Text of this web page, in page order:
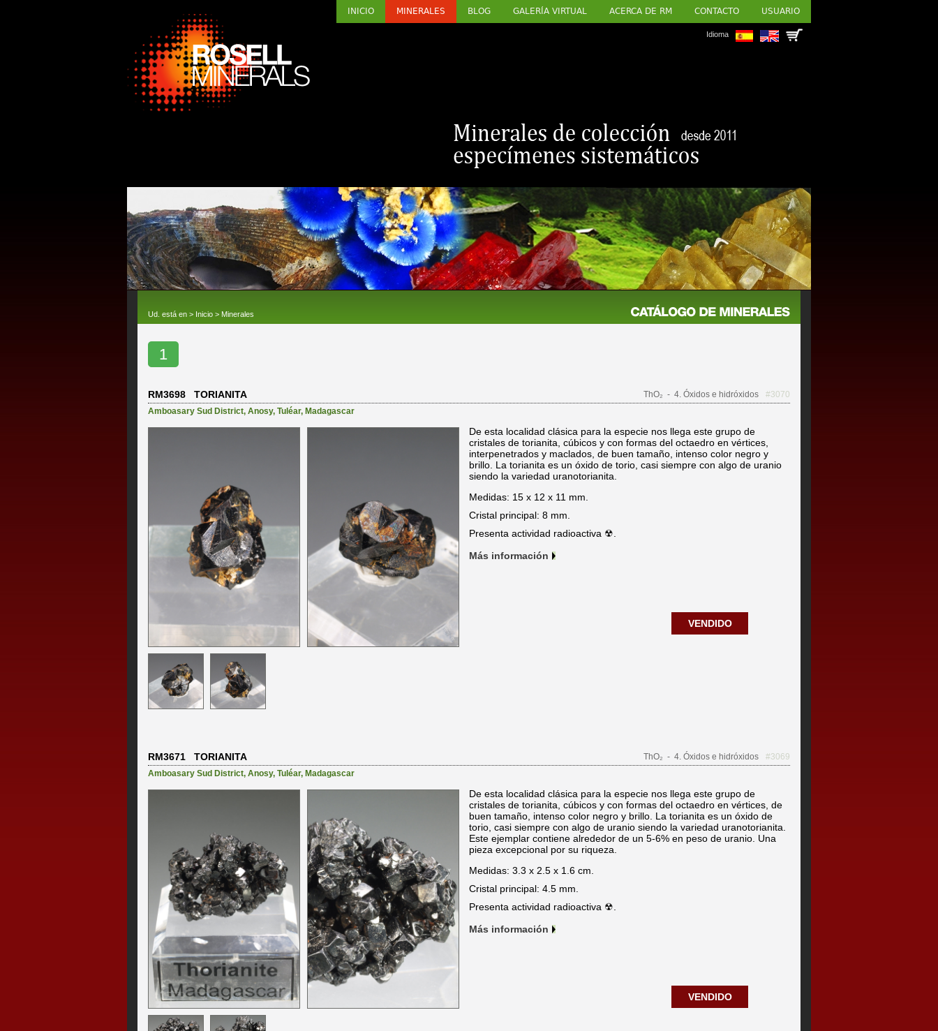
INICIO MINERALES BLOG GALERÍA VIRTUAL ACERCA DE RM CONTACTO USUARIO
Idioma
Ud. está en > Inicio > Minerales
1
RM3698 TORIANITA ThO₂ - 4. Óxidos e hidróxidos
#3070
Amboasary Sud District, Anosy, Tuléar, Madagascar
De esta localidad clásica para la especie nos llega este grupo de
cristales de torianita, cúbicos y con formas del octaedro en vértices,
interpenetrados y maclados, de buen tamaño, intenso color negro y
brillo. La torianita es un óxido de torio, casi siempre con algo de uranio
siendo la variedad uranotorianita.
Medidas: 15 x 12 x 11 mm.
Cristal principal: 8 mm.
Presenta actividad radioactiva ☢.
Más información
VENDIDO
RM3671 TORIANITA ThO₂ - 4. Óxidos e hidróxidos
#3069
Amboasary Sud District, Anosy, Tuléar, Madagascar
De esta localidad clásica para la especie nos llega este grupo de
cristales de torianita, cúbicos y con formas del octaedro en vértices, de
buen tamaño, intenso color negro y brillo. La torianita es un óxido de
torio, casi siempre con algo de uranio siendo la variedad uranotorianita.
Este ejemplar contiene alrededor de un 5-6% en peso de uranio. Una
pieza excepcional por su riqueza.
Medidas: 3.3 x 2.5 x 1.6 cm.
Cristal principal: 4.5 mm.
Presenta actividad radioactiva ☢.
Más información
VENDIDO